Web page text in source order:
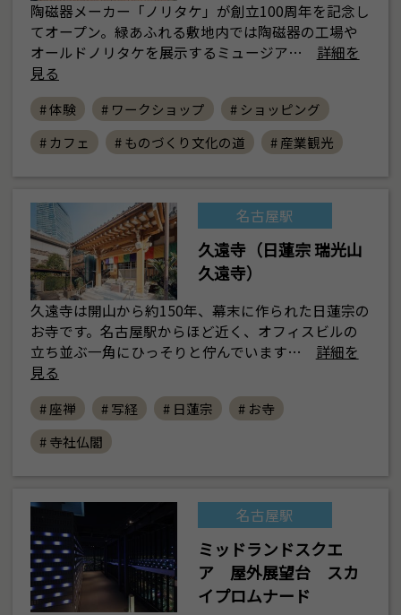
陶磁器メーカー「ノリタケ」が創立100周年を記念し
てオープン。緑あふれる敷地内では陶磁器の工場や
オールドノリタケを展示するミュージア…
詳細を
見る
# 体験 # ワークショップ
# ショッピング
# カフェ
# ものづくり文化の道 # 産業観光
名古屋駅
久遠寺（日蓮宗 瑞光山
久遠寺）
久遠寺は開山から約150年、幕末に作られた日蓮宗の
お寺です。名古屋駅からほど近く、オフィスビルの
立ち並ぶ一角にひっそりと佇んでいます…
詳細を
見る
# 座禅 # 写経 # 日蓮宗
# お寺
# 寺社仏閣
名古屋駅
ミッドランドスクエ
ア 屋外展望台 スカ
イプロムナード